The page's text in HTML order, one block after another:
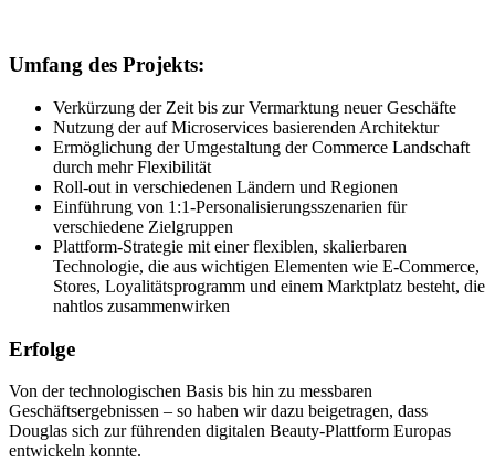
Umfang des Projekts:
Verkürzung der Zeit bis zur Vermarktung neuer Geschäfte
Nutzung der auf Microservices basierenden Architektur
Ermöglichung der Umgestaltung der Commerce Landschaft
durch mehr Flexibilität
Roll-out in verschiedenen Ländern und Regionen
Einführung von 1:1-Personalisierungsszenarien für
verschiedene Zielgruppen
Plattform-Strategie mit einer flexiblen, skalierbaren
Technologie, die aus wichtigen Elementen wie E-Commerce,
Stores, Loyalitätsprogramm und einem Marktplatz besteht, die
nahtlos zusammenwirken
Erfolge
Von der technologischen Basis bis hin zu messbaren
Geschäftsergebnissen – so haben wir dazu beigetragen, dass
Douglas sich zur führenden digitalen Beauty-Plattform Europas
entwickeln konnte.